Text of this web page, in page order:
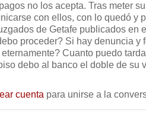
no los acepta. Tras meter
con ellos, con lo quedó y
de Getafe publicados en
proceder? Si hay denuncia y
Cuanto puedo
debo al banco el doble de su
cuenta para unirse a la